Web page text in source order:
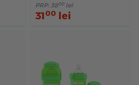
PRP: 3800 lei
3100 lei